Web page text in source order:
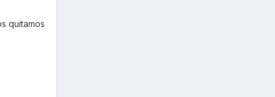
quitamos